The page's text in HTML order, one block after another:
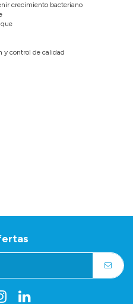
crecimiento bacteriano
y control de calidad